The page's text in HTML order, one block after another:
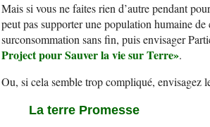
Mais si vous ne faites rien d’autre pendant
peut pas supporter une population humaine
surconsommation sans fin, puis envisager
Project pourSauver la vie surTerre».
Ou, si cela semble trop compliqué, envisagez
La terre Promesse